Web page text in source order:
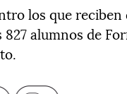
los que
alumnos de